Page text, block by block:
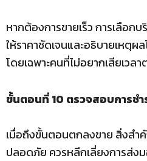
หากต้องการขายเร็ว การเลือ
ให้ราคาชัดเจนและอธิบายเหตุผ
โดยเฉพาะคนที่ไม่อยากเสียเว
ขั้นตอนที่ 10 ตรวจสอบการชำ
เมื่อถึงขั้นตอนตกลงขาย สิ่งสำ
ปลอดภัย ควรหลีกเลี่ยงการส่ง